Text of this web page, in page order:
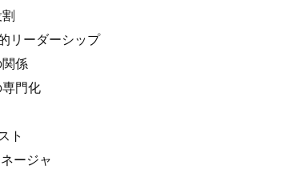
リーダーシップ
係
門化
ト
ージャ